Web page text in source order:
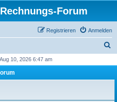
Forum
Anmelden
Registrieren
h
10, 2026 6:47 am